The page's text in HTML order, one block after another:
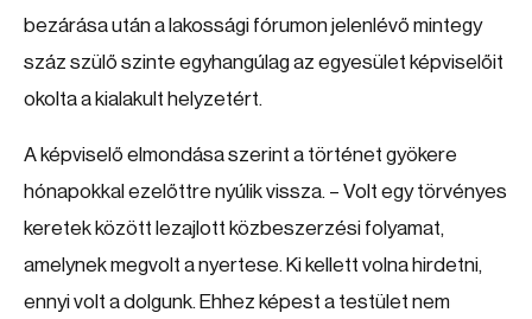
bezárása után a lakossági fórumon jelenlévő mintegy
száz szülő szinte egyhangúlag az egyesület képviselőit
okolta a kialakult helyzetért.
A képviselő elmondása szerint a történet gyökere
hónapokkal ezelőttre nyúlik vissza. – Volt egy törvényes
keretek között lezajlott közbeszerzési folyamat,
amelynek megvolt a nyertese. Ki kellett volna hirdetni,
ennyi volt a dolgunk. Ehhez képest a testület nem